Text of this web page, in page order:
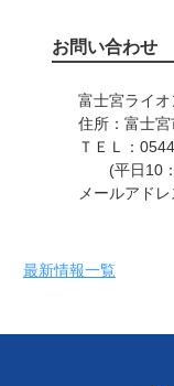
お問い合わせ
富士宮ライ
住所：富士
ＴＥＬ：
(平日10：
メールアド
最新情報一覧